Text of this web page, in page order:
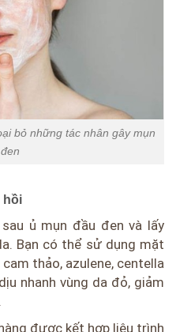
bỏ những tác nhân gây mụn
hồi
ủ mụn đầu đen và lấy
Bạn có thể sử dụng mặt
thảo, azulene, centella
nhanh vùng da đỏ, giảm
được kết hợp liệu trình